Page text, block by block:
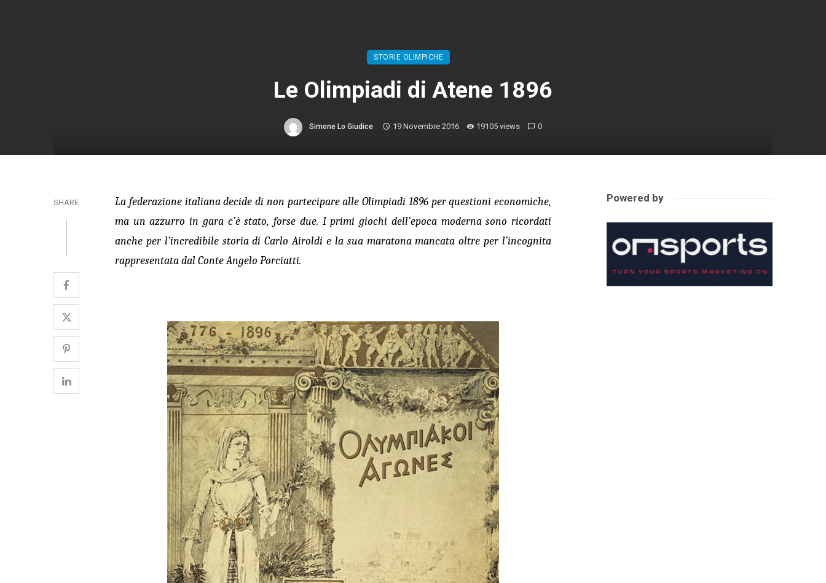
STORIE OLIMPICHE
Le Olimpiadi di Atene 1896
Simone Lo Giudice 19 Novembre 2016 19105 views 0
SHARE
La federazione italiana decide di non partecipare alle Olimpiadi 1896 per questioni economiche,
ma un azzurro in gara c’è stato, forse due. I primi giochi dell’epoca moderna sono ricordati
anche per l’incredibile storia di Carlo Airoldi e la sua maratona mancata oltre per l’incognita
rappresentata dal Conte Angelo Porciatti.
Powered by